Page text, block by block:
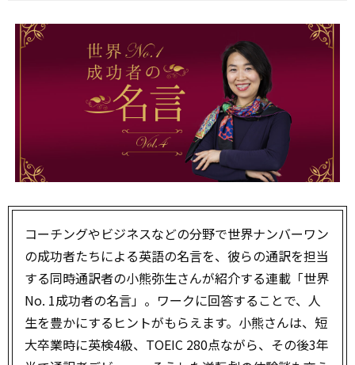
コーチングやビジネスなどの分野で世界ナンバーワン
の成功者たちによる英語の名言を、彼らの通訳を担当
する同時通訳者の小熊弥生さんが紹介する連載「世界
No. 1成功者の名言」。ワークに回答することで、人
生を豊かにするヒントがもらえます。小熊さんは、短
大卒業時に英検4級、TOEIC 280点ながら、その後3年